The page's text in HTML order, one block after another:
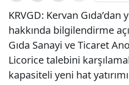
KRVGD: Kervan Gıda’dan
hakkında bilgilendirme
Gıda Sanayi ve Ticaret
Licorice talebini
kapasiteli yeni hat